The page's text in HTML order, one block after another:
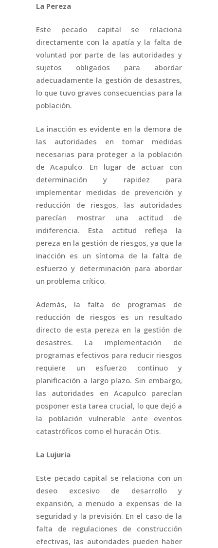
La Pereza
Este pecado capital se relaciona
directamente con la apatía y la falta de
voluntad por parte de las autoridades y
sujetos obligados para abordar
adecuadamente la gestión de desastres,
lo que tuvo graves consecuencias para la
población.
La inacción es evidente en la demora de
las autoridades en tomar medidas
necesarias para proteger a la población
de Acapulco. En lugar de actuar con
determinación y rapidez para
implementar medidas de prevención y
reducción de riesgos, las autoridades
parecían mostrar una actitud de
indiferencia. Esta actitud refleja la
pereza en la gestión de riesgos, ya que la
inacción es un síntoma de la falta de
esfuerzo y determinación para abordar
un problema crítico.
Además, la falta de programas de
reducción de riesgos es un resultado
directo de esta pereza en la gestión de
desastres. La implementación de
programas efectivos para reducir riesgos
requiere un esfuerzo continuo y
planificación a largo plazo. Sin embargo,
las autoridades en Acapulco parecían
posponer esta tarea crucial, lo que dejó a
la población vulnerable ante eventos
catastróficos como el huracán Otis.
La Lujuria
Este pecado capital se relaciona con un
deseo excesivo de desarrollo y
expansión, a menudo a expensas de la
seguridad y la previsión. En el caso de la
falta de regulaciones de construcción
efectivas, las autoridades pueden haber